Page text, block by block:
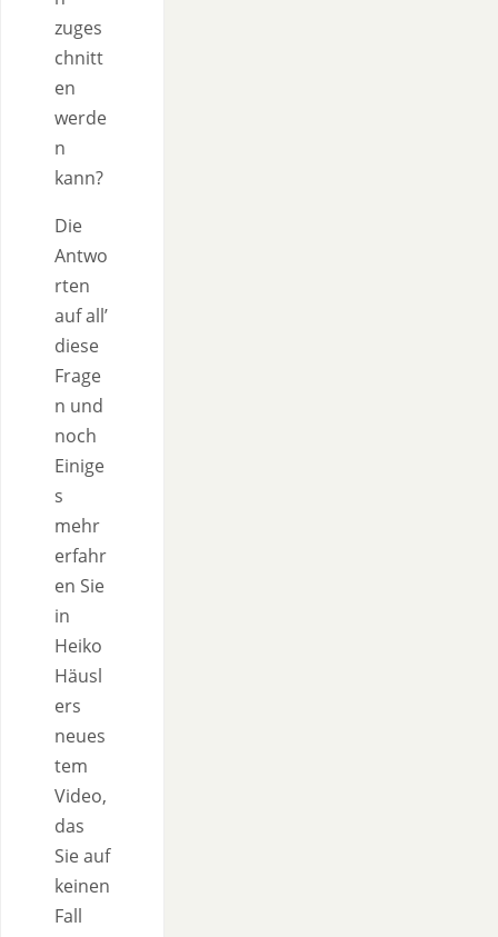
zuges
chnitt
en
werde
n
kann?
Die
Antwo
rten
auf all’
diese
Frage
n und
noch
Einige
s
mehr
erfahr
en Sie
in
Heiko
Häusl
ers
neues
tem
Video,
das
Sie auf
keinen
Fall